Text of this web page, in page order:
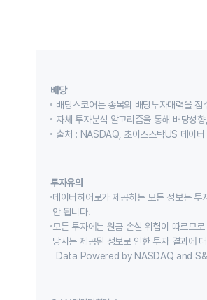
배당
배당스코어는 종목의 배당투자매력을 점
자체 투자분석 알고리즘을 통해 배당성
출처 : NASDAQ, 초이스스탁US 데이터
투자유의
데이터히어로가 제공하는 모든 정보는
안 됩니다.
모든 투자에는 원금 손실 위험이 따르므
당사는 제공된 정보로 인한 투자 결과에
Data Powered by NASDAQ and